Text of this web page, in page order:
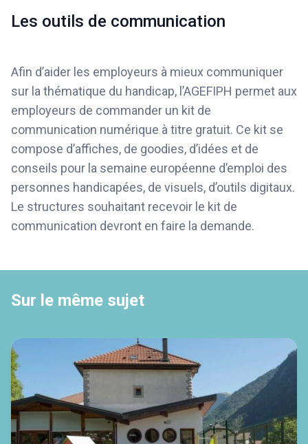
Les outils de communication
Afin d’aider les employeurs à mieux communiquer
sur la thématique du handicap, l’AGEFIPH permet aux
employeurs de commander un kit de
communication numérique à titre gratuit. Ce kit se
compose d’affiches, de goodies, d’idées et de
conseils pour la semaine européenne d’emploi des
personnes handicapées, de visuels, d’outils digitaux.
Le structures souhaitant recevoir le kit de
communication devront en faire la demande.
Sur le même sujet